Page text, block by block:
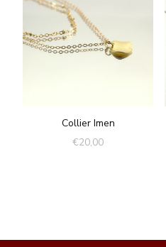
Collier Imen
€20,00